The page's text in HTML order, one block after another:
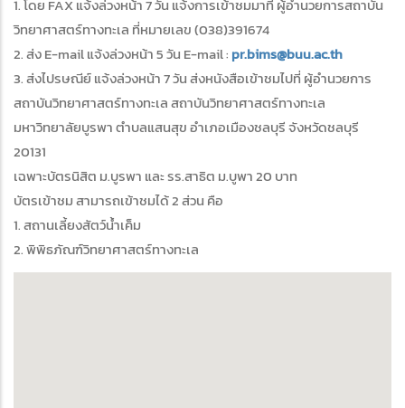
1. โดย FAX แจ้งล่วงหน้า 7 วัน แจ้งการเข้าชมมาที่ ผู้อำนวยการสถาบัน
วิทยาศาสตร์ทางทะเล ที่หมายเลข (038)391674
2. ส่ง E-mail แจ้งล่วงหน้า 5 วัน E-mail : pr.bims@buu.ac.th
3. ส่งไปรษณีย์ แจ้งล่วงหน้า 7 วัน ส่งหนังสือเข้าชมไปที่ ผู้อำนวยการ
สถาบันวิทยาศาสตร์ทางทะเล สถาบันวิทยาศาสตร์ทางทะเล
มหาวิทยาลัยบูรพา ตำบลแสนสุข อำเภอเมืองชลบุรี จังหวัดชลบุรี
20131
เฉพาะบัตรนิสิต ม.บูรพา และ รร.สาธิต ม.บูพา 20 บาท
บัตรเข้าชม สามารถเข้าชมได้ 2 ส่วน คือ
1. สถานเลี้ยงสัตว์น้ำเค็ม
2. พิพิธภัณฑ์วิทยาศาสตร์ทางทะเล